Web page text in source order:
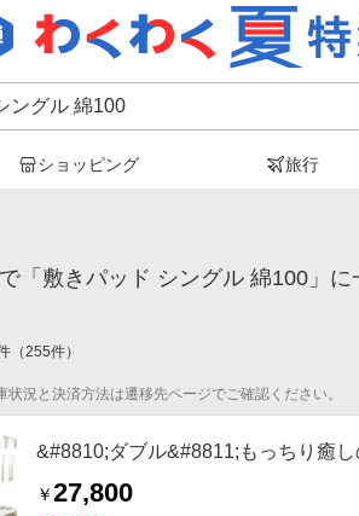
ショッピング 旅行
ングル 綿100 」の検索結果
「敷きパッド シングル 綿100」
（255件）
況と決済方法は遷移先ページでご確認ください。
&#8810;ダブル&#8811;もっちり癒
￥27,800